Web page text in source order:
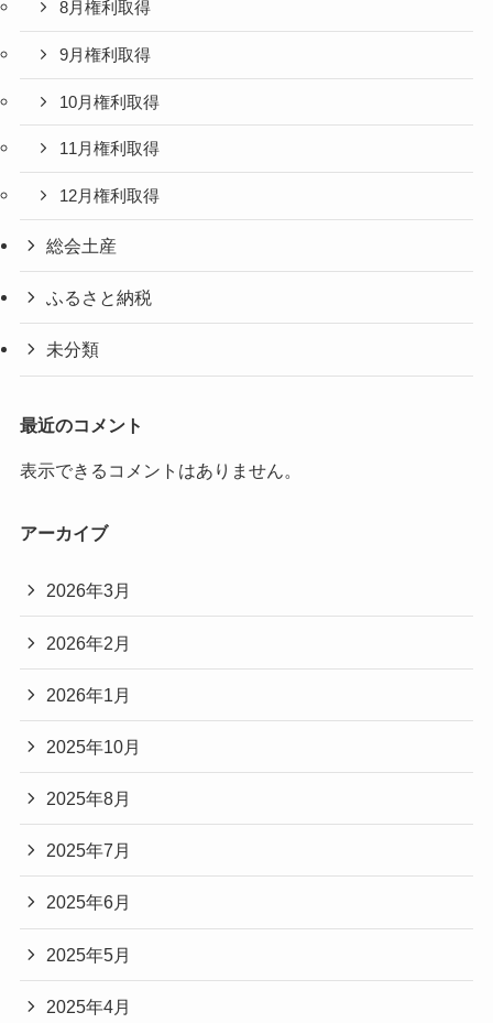
8月権利取得
9月権利取得
10月権利取得
11月権利取得
12月権利取得
総会土産
ふるさと納税
未分類
最近のコメント
表示できるコメントはありません。
アーカイブ
2026年3月
2026年2月
2026年1月
2025年10月
2025年8月
2025年7月
2025年6月
2025年5月
2025年4月